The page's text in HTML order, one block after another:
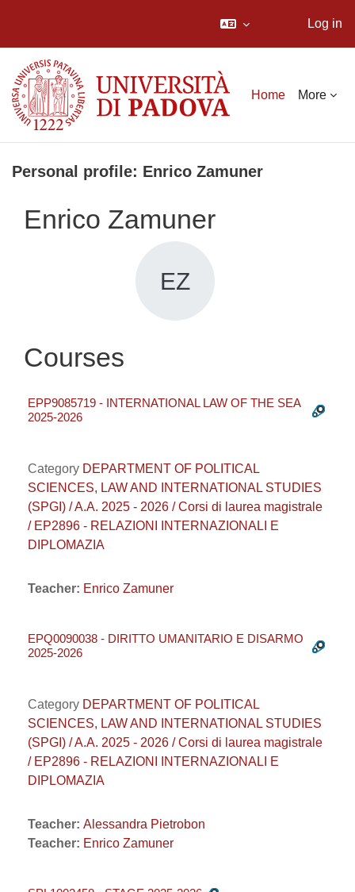
Log in
Home More
Personal profile: Enrico Zamuner
Enrico Zamuner
EZ
Courses
EPP9085719 - INTERNATIONAL LAW OF THE SEA
2025-2026
Category DEPARTMENT OF POLITICAL
SCIENCES, LAW AND INTERNATIONAL STUDIES
(SPGI) / A.A. 2025 - 2026 / Corsi di laurea magistrale
/ EP2896 - RELAZIONI INTERNAZIONALI E
DIPLOMAZIA
Teacher: Enrico Zamuner
EPQ0090038 - DIRITTO UMANITARIO E DISARMO
2025-2026
Category DEPARTMENT OF POLITICAL
SCIENCES, LAW AND INTERNATIONAL STUDIES
(SPGI) / A.A. 2025 - 2026 / Corsi di laurea magistrale
/ EP2896 - RELAZIONI INTERNAZIONALI E
DIPLOMAZIA
Teacher: Alessandra Pietrobon
Teacher: Enrico Zamuner